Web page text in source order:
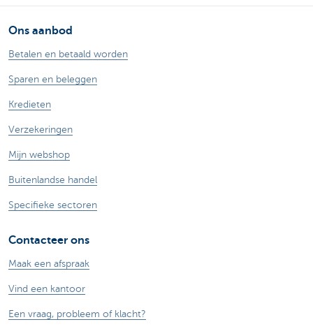
Ons aanbod
Betalen en betaald worden
Sparen en beleggen
Kredieten
Verzekeringen
Mijn webshop
Buitenlandse handel
Specifieke sectoren
Contacteer ons
Maak een afspraak
Vind een kantoor
Een vraag, probleem of klacht?